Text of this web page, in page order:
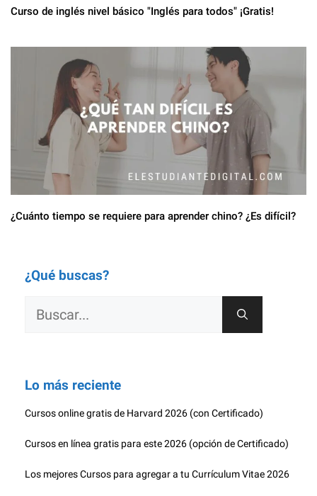
Curso de inglés nivel básico "Inglés para todos" ¡Gratis!
¿Cuánto tiempo se requiere para aprender chino? ¿Es difícil?
¿Qué buscas?
Buscar:
Lo más reciente
Cursos online gratis de Harvard 2026 (con Certificado)
Cursos en línea gratis para este 2026 (opción de Certificado)
Los mejores Cursos para agregar a tu Currículum Vitae 2026